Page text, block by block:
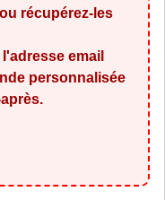
récupérez-les
email
personnalisée